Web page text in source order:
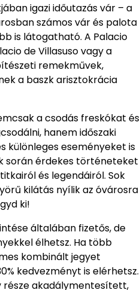
igazi időutazás vár – a
számos vár és palota
is látogatható. A Palacio
de Villasuso vagy a
remekművek,
a baszk arisztokrácia
a csodás freskókat és
hanem időszaki
különleges eseményeket is
során érdekes történeteket
és legendáiról. Sok
kilátás nyílik az óvárosra
ki!
általában fizetős, de
élhetsz. Ha több
kombinált jegyet
kedvezményt is elérhetsz.
akadálymentesített,